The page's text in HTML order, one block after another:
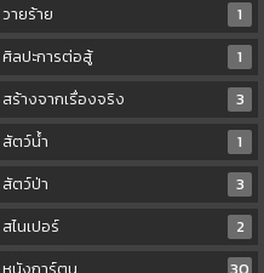
วายร้าย
1
ศิลปะการต่อสู้
1
สร้างจากเรื่องจริง
3
สัตว์น้ำ
1
สัตว์ป่า
3
สไนเปอร์
2